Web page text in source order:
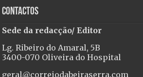
Contactos
Sede da redacção/ Editor
Lg. Ribeiro do Amaral, 5B
3400-070 Oliveira do Hospital
geral@correiodabeiraserra.com